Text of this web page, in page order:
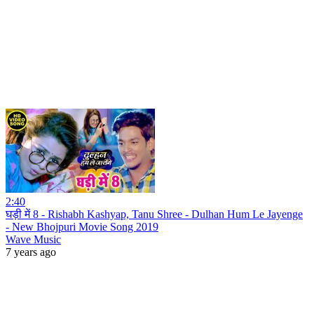
2:40
घड़ी में 8 - Rishabh Kashyap, Tanu Shree - Dulhan Hum Le Jayenge
- New Bhojpuri Movie Song 2019
Wave Music
7 years ago